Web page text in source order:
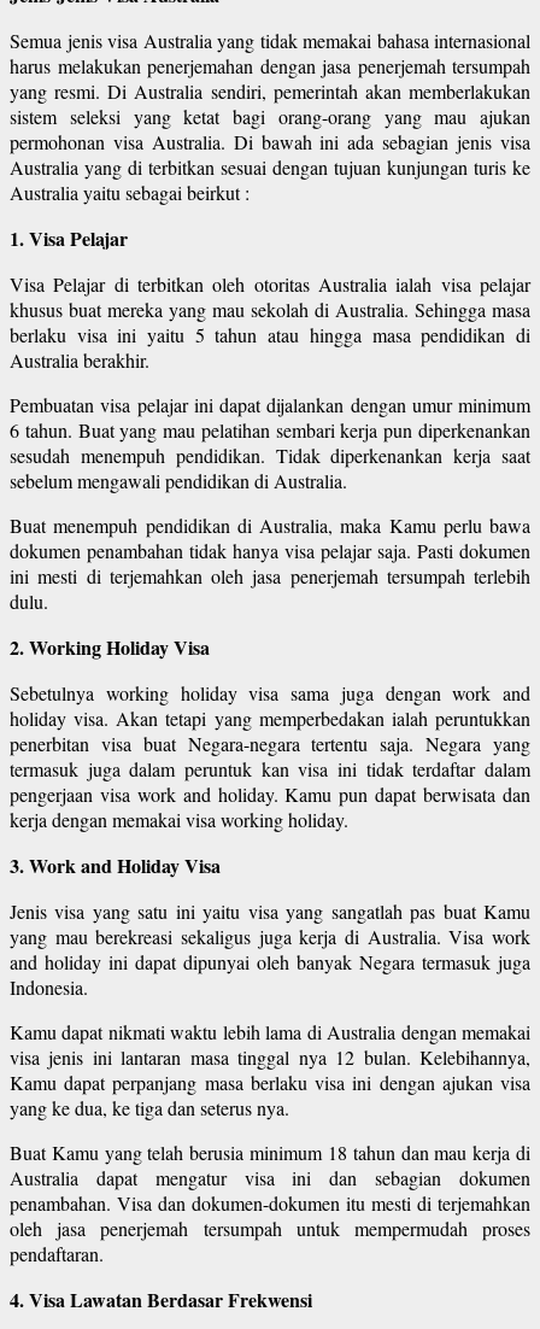
Semua jenis visa Australia yang tidak memakai bahasa internasional
harus melakukan penerjemahan dengan jasa penerjemah tersumpah
yang resmi. Di Australia sendiri, pemerintah akan memberlakukan
sistem seleksi yang ketat bagi orang-orang yang mau ajukan
permohonan visa Australia. Di bawah ini ada sebagian jenis visa
Australia yang di terbitkan sesuai dengan tujuan kunjungan turis ke
Australia yaitu sebagai beirkut :
1. Visa Pelajar
Visa Pelajar di terbitkan oleh otoritas Australia ialah visa pelajar
khusus buat mereka yang mau sekolah di Australia. Sehingga masa
berlaku visa ini yaitu 5 tahun atau hingga masa pendidikan di
Australia berakhir.
Pembuatan visa pelajar ini dapat dijalankan dengan umur minimum
6 tahun. Buat yang mau pelatihan sembari kerja pun diperkenankan
sesudah menempuh pendidikan. Tidak diperkenankan kerja saat
sebelum mengawali pendidikan di Australia.
Buat menempuh pendidikan di Australia, maka Kamu perlu bawa
dokumen penambahan tidak hanya visa pelajar saja. Pasti dokumen
ini mesti di terjemahkan oleh jasa penerjemah tersumpah terlebih
dulu.
2. Working Holiday Visa
Sebetulnya working holiday visa sama juga dengan work and
holiday visa. Akan tetapi yang memperbedakan ialah peruntukkan
penerbitan visa buat Negara-negara tertentu saja. Negara yang
termasuk juga dalam peruntuk kan visa ini tidak terdaftar dalam
pengerjaan visa work and holiday. Kamu pun dapat berwisata dan
kerja dengan memakai visa working holiday.
3. Work and Holiday Visa
Jenis visa yang satu ini yaitu visa yang sangatlah pas buat Kamu
yang mau berekreasi sekaligus juga kerja di Australia. Visa work
and holiday ini dapat dipunyai oleh banyak Negara termasuk juga
Indonesia.
Kamu dapat nikmati waktu lebih lama di Australia dengan memakai
visa jenis ini lantaran masa tinggal nya 12 bulan. Kelebihannya,
Kamu dapat perpanjang masa berlaku visa ini dengan ajukan visa
yang ke dua, ke tiga dan seterus nya.
Buat Kamu yang telah berusia minimum 18 tahun dan mau kerja di
Australia dapat mengatur visa ini dan sebagian dokumen
penambahan. Visa dan dokumen-dokumen itu mesti di terjemahkan
oleh jasa penerjemah tersumpah untuk mempermudah proses
pendaftaran.
4. Visa Lawatan Berdasar Frekwensi